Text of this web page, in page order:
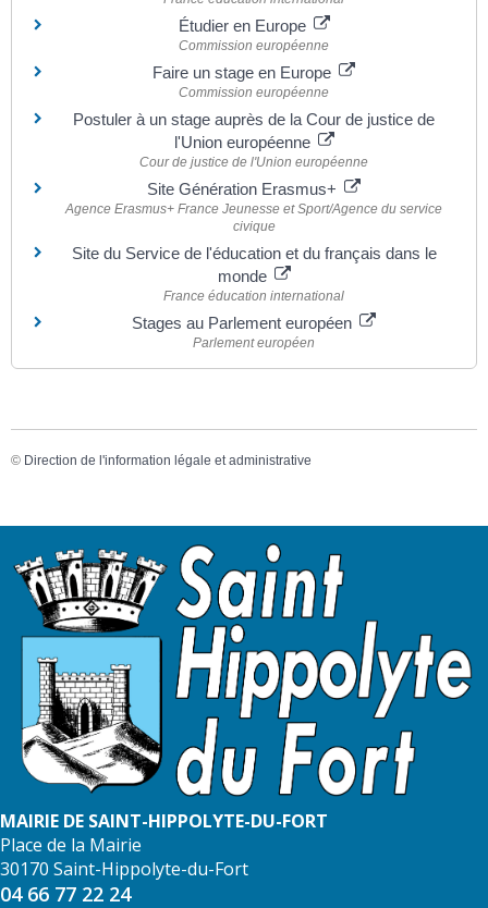
Étudier en Europe
Commission européenne
Faire un stage en Europe
Commission européenne
Postuler à un stage auprès de la Cour de justice de
l'Union européenne
Cour de justice de l'Union européenne
Site Génération Erasmus+
Agence Erasmus+ France Jeunesse et Sport/Agence du service
civique
Site du Service de l'éducation et du français dans le
monde
France éducation international
Stages au Parlement européen
Parlement européen
© Direction de l'information légale et administrative
MAIRIE DE SAINT-HIPPOLYTE-DU-FORT
Place de la Mairie
30170 Saint-Hippolyte-du-Fort
04 66 77 22 24